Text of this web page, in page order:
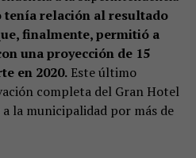
tenía relación al resultado
finalmente, permitió a
una proyección de 15
en 2020.Este último
completa del Gran Hotel
la municipalidad por más de